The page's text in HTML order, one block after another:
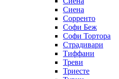
Сиена
Сорренто
Софи Беж
Софи Тортора
Страдивари
Тиффани
Треви
Триесте